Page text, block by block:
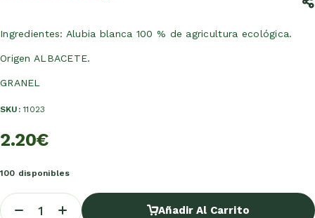
Ingredientes: Alubia blanca 100 % de agricultura ecológica.
Origen ALBACETE.
GRANEL
SKU:11023
2.20€
100 disponibles
Añadir Al Carrito